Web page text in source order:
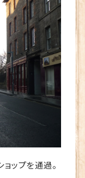
ップを通過。